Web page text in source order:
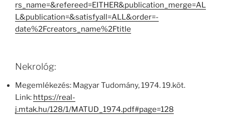
rs_name=&refereed=EITHER&publication_merge=AL
L&publication=&satisfyall=ALL&order=-
date%2Fcreators_name%2Ftitle
Nekrológ:
Megemlékezés: Magyar Tudomány, 1974. 19.köt.
Link: https://real-
j.mtak.hu/128/1/MATUD_1974.pdf#page=128